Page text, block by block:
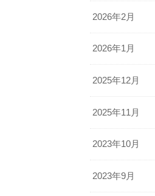
2026年2月
2026年1月
2025年12月
2025年11月
2023年10月
2023年9月